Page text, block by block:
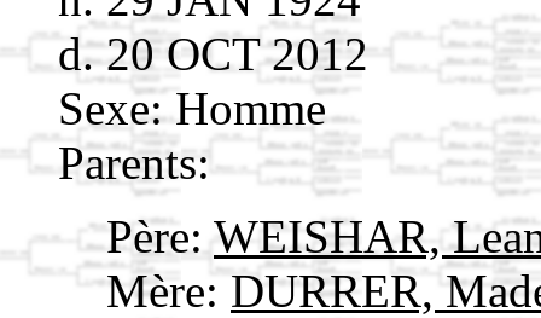
d. 20 OCT 2012
Sexe: Homme
Parents:
Père: WEISHAR,
Mère: DURRER,